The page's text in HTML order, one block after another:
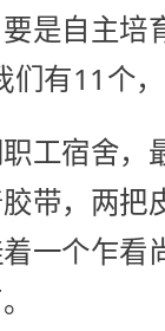
是自主培
们有11个
工宿舍，
带，两把
一个乍看